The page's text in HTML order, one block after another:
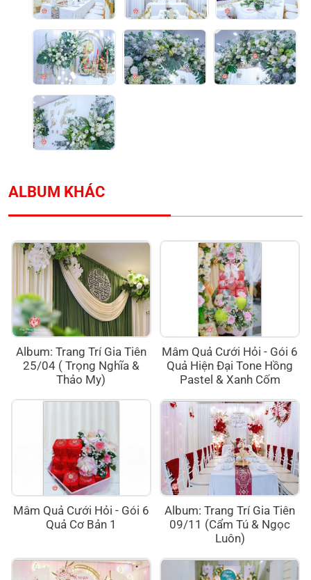
ALBUM KHÁC
Album: Trang Trí Gia Tiên
25/04 ( Trọng Nghĩa &
Thảo My)
Mâm Quả Cưới Hỏi - Gói 6
Quả Hiện Đại Tone Hồng
Pastel & Xanh Cốm
Mâm Quả Cưới Hỏi - Gói 6
Quả Cơ Bản 1
Album: Trang Trí Gia Tiên
09/11 (Cẩm Tú & Ngọc
Luôn)